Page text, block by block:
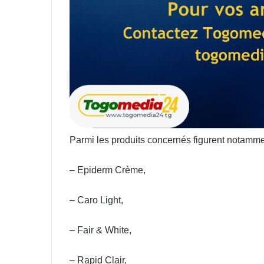
Parmi les produits concernés figurent
– Epiderm Crème,
– Caro Light,
– Fair & White,
– Rapid Clair,